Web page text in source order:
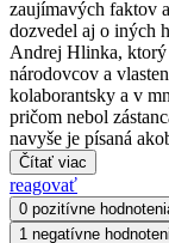
zaujímavých faktov
dozvedel aj o iných
Andrej Hlinka, ktorý
národovcov a
kolaborantsky a v
pričom nebol
navyše je písaná
Čítať viac
reagovať
0 pozitívne
1 negatívne